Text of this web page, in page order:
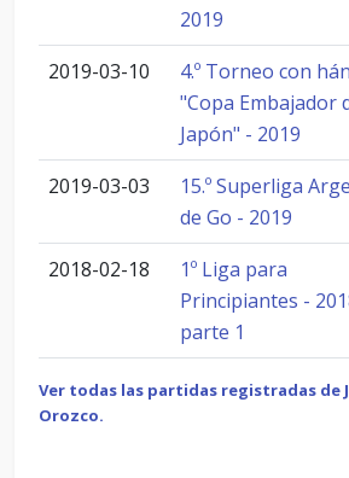
2019
2019-03-10
4.º Torneo con
"Copa Embajador
Japón" - 2019
2019-03-03
15.º Superliga
de Go - 2019
2018-02-18
1º Liga para
Principiantes -
parte 1
Ver todas las partidas registradas de
Orozco.